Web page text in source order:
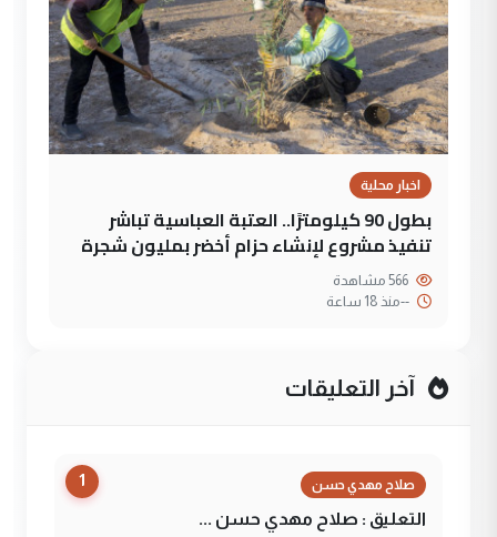
اخبار محلية
بطول 90 كيلومترًا.. العتبة العباسية تباشر
تنفيذ مشروع لإنشاء حزام أخضر بمليون شجرة
--منذ 18 ساعة
آخر التعليقات
1 صلاح مهدي حسن
التعليق : صلاح مهدي حسن ...